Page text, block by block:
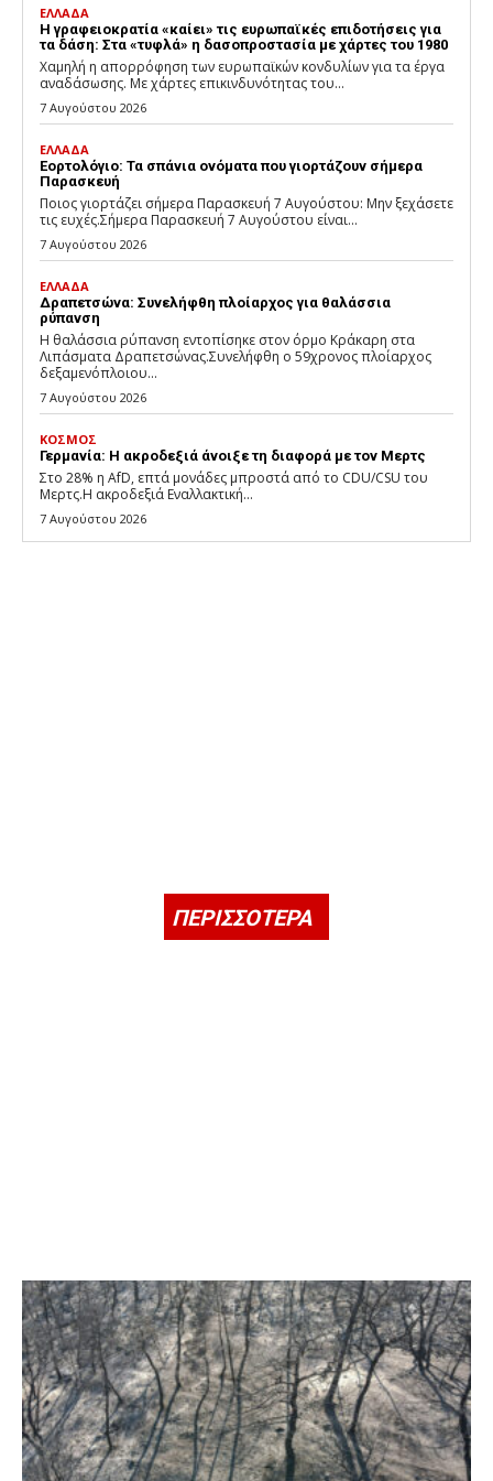
ΕΛΛΑΔΑ
H γραφειοκρατία «καίει» τις ευρωπαϊκές επιδοτήσεις για
τα δάση: Στα «τυφλά» η δασοπροστασία με χάρτες του 1980
Χαμηλή η απορρόφηση των ευρωπαϊκών κονδυλίων για τα έργα
αναδάσωσης. Με χάρτες επικινδυνότητας του...
7 Αυγούστου 2026
ΕΛΛΑΔΑ
Εορτολόγιο: Τα σπάνια ονόματα που γιορτάζουν σήμερα
Παρασκευή
Ποιος γιορτάζει σήμερα Παρασκευή 7 Αυγούστου: Μην ξεχάσετε
τις ευχές.Σήμερα Παρασκευή 7 Αυγούστου είναι...
7 Αυγούστου 2026
ΕΛΛΑΔΑ
Δραπετσώνα: Συνελήφθη πλοίαρχος για θαλάσσια
ρύπανση
Η θαλάσσια ρύπανση εντοπίσηκε στον όρμο Κράκαρη στα
Λιπάσματα Δραπετσώνας.Συνελήφθη ο 59χρονος πλοίαρχος
δεξαμενόπλοιου...
7 Αυγούστου 2026
ΚΟΣΜΟΣ
Γερμανία: Η ακροδεξιά άνοιξε τη διαφορά με τον Μερτς
Στο 28% η AfD, επτά μονάδες μπροστά από το CDU/CSU του
Μερτς.Η ακροδεξιά Εναλλακτική...
7 Αυγούστου 2026
ΠΕΡΙΣΣΟΤΕΡΑ